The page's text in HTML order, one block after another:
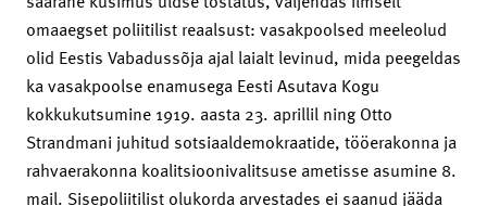
omaaegset poliitilist reaalsust: vasakpoolsed meeleolud
olid Eestis Vabadussõja ajal laialt levinud, mida peegeldas
ka vasakpoolse enamusega Eesti Asutava Kogu
kokkukutsumine 1919. aasta 23. aprillil ning Otto
Strandmani juhitud sotsiaaldemokraatide, tööerakonna ja
rahvaerakonna koalitsioonivalitsuse ametisse asumine 8.
mail. Sisepoliitilist olukorda arvestades ei saanud jääda